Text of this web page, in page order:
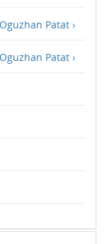
Patat ›
Patat ›